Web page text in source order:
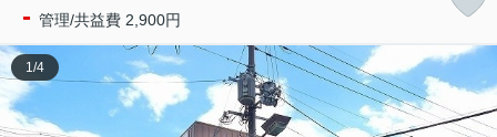
- 管理/共益費 2,900円
1/4